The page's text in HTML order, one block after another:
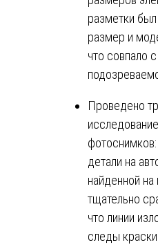
разметки
размер и
что совпало
Проведено
детали на
найденной
тщательно
что линии
следы